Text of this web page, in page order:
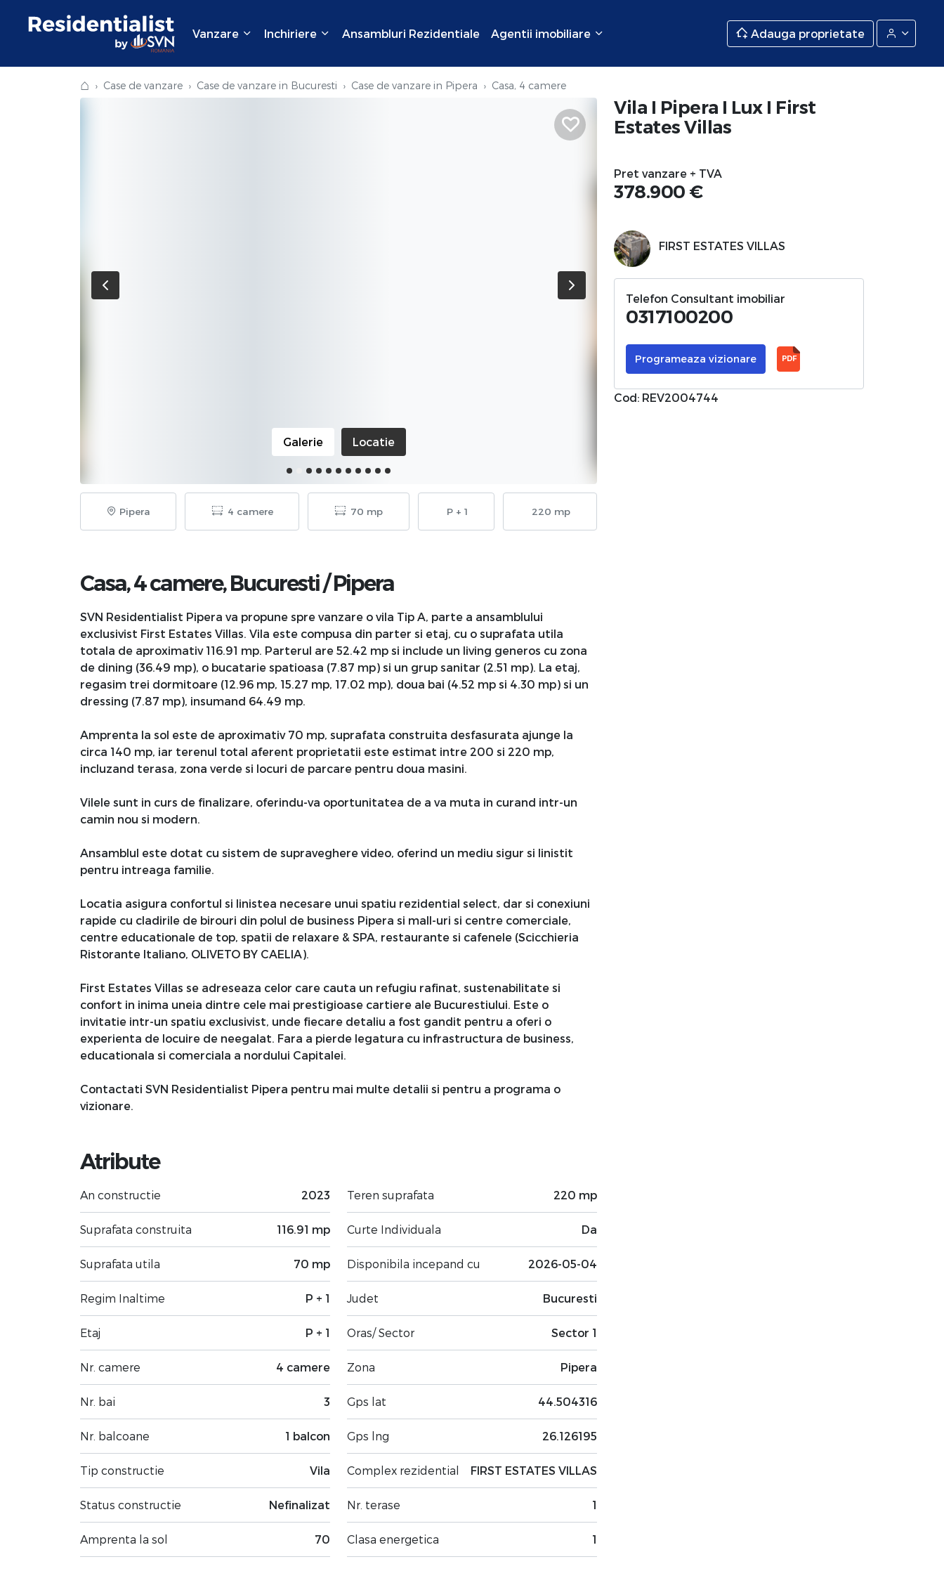
Vanzare Inchiriere Ansambluri Rezidentiale Agentii imobiliare Adauga proprietate
⌂ Case de vanzare Case de vanzare in Bucuresti Case de vanzare in Pipera Casa, 4 camere
Galerie Locatie
Pipera 4 camere 70 mp P + 1 220 mp
Casa, 4 camere,Bucuresti/Pipera
SVN Residentialist Pipera va propune spre vanzare o vila Tip A, parte a ansamblului
exclusivist First Estates Villas. Vila este compusa din parter si etaj, cu o suprafata utila
totala de aproximativ 116.91 mp. Parterul are 52.42 mp si include un living generos cu zona
de dining (36.49 mp), o bucatarie spatioasa (7.87 mp) si un grup sanitar (2.51 mp). La etaj,
regasim trei dormitoare (12.96 mp, 15.27 mp, 17.02 mp), doua bai (4.52 mp si 4.30 mp) si un
dressing (7.87 mp), insumand 64.49 mp.
Amprenta la sol este de aproximativ 70 mp, suprafata construita desfasurata ajunge la
circa 140 mp, iar terenul total aferent proprietatii este estimat intre 200 si 220 mp,
incluzand terasa, zona verde si locuri de parcare pentru doua masini.
Vilele sunt in curs de finalizare, oferindu-va oportunitatea de a va muta in curand intr-un
camin nou si modern.
Ansamblul este dotat cu sistem de supraveghere video, oferind un mediu sigur si linistit
pentru intreaga familie.
Locatia asigura confortul si linistea necesare unui spatiu rezidential select, dar si conexiuni
rapide cu cladirile de birouri din polul de business Pipera si mall-uri si centre comerciale,
centre educationale de top, spatii de relaxare & SPA, restaurante si cafenele (Scicchieria
Ristorante Italiano, OLIVETO BY CAELIA).
First Estates Villas se adreseaza celor care cauta un refugiu rafinat, sustenabilitate si
confort in inima uneia dintre cele mai prestigioase cartiere ale Bucurestiului. Este o
invitatie intr-un spatiu exclusivist, unde fiecare detaliu a fost gandit pentru a oferi o
experienta de locuire de neegalat. Fara a pierde legatura cu infrastructura de business,
educationala si comerciala a nordului Capitalei.
Contactati SVN Residentialist Pipera pentru mai multe detalii si pentru a programa o
vizionare.
Atribute
An constructie 2023
Suprafata construita 116.91 mp
Suprafata utila 70 mp
Regim Inaltime P + 1
Etaj P + 1
Nr. camere 4 camere
Nr. bai 3
Nr. balcoane 1 balcon
Tip constructie Vila
Status constructie Nefinalizat
Amprenta la sol 70
Teren suprafata 220 mp
Curte Individuala Da
Disponibila incepand cu 2026-05-04
Judet Bucuresti
Oras/ Sector Sector 1
Zona Pipera
Gps lat 44.504316
Gps lng 26.126195
Complex rezidential FIRST ESTATES VILLAS
Nr. terase 1
Clasa energetica 1
Vila I Pipera I Lux I First
Estates Villas
Pret vanzare + TVA
378.900 €
FIRST ESTATES VILLAS
Telefon Consultant imobiliar
0317100200
Programeaza vizionare PDF
Cod: REV2004744